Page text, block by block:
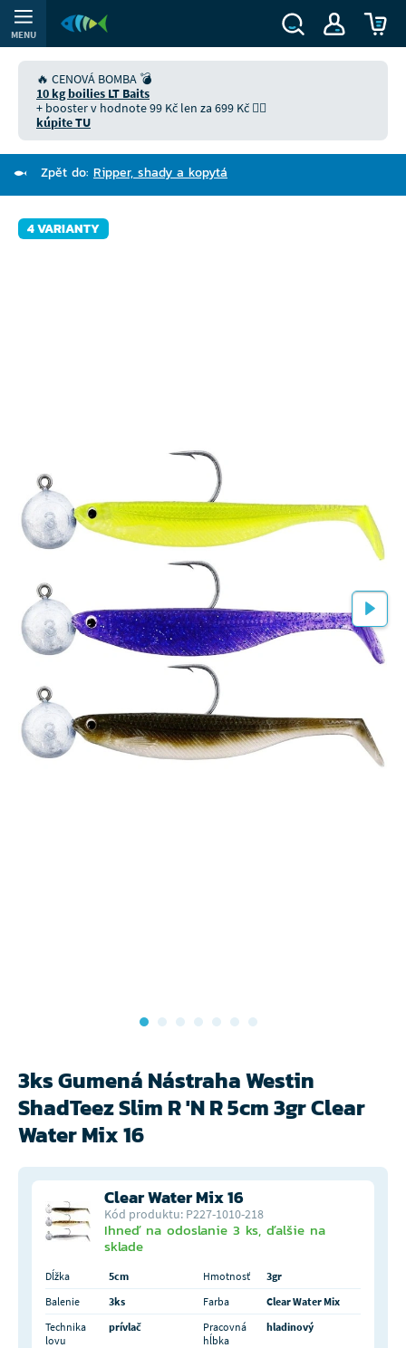
MENU
🔥 CENOVÁ BOMBA 💣
10 kg boilies LT Baits
+ booster v hodnote 99 Kč len za 699 Kč 👉🏻
kúpite TU
Zpět do: Ripper, shady a kopytá
4 VARIANTY
3ks Gumená Nástraha Westin
ShadTeez Slim R 'N R 5cm 3gr Clear
Water Mix 16
Clear Water Mix 16
Kód produktu: P227-1010-218
Ihneď na odoslanie 3 ks, ďalšie na
sklade
Dĺžka 5cm Hmotnosť
3gr
Balenie
3ks Farba
Clear Water Mix
Technika
lovu
prívlač
Pracovná
hĺbka
hladinový